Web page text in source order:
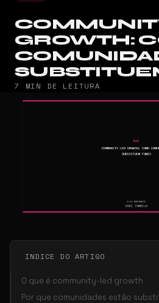
GROWTH:
7 MIN DE LEITURA
INDICE DO ARTIGO
O que é community-led growth
Por que comunidades estão